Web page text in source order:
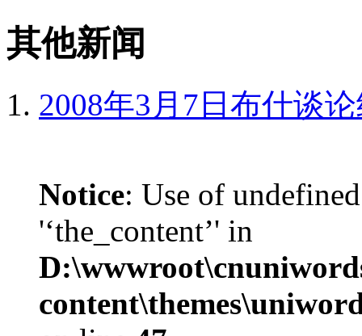
其他新闻
2008年3月7日布什谈
Notice: Use of
'‘the_content’' in